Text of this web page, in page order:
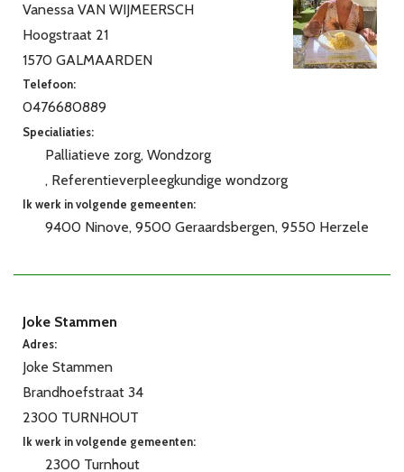
Vanessa VAN WIJMEERSCH
Hoogstraat 21
1570 GALMAARDEN
Telefoon:
0476680889
Specialiaties:
Palliatieve zorg Wondzorg
Referentieverpleegkundige wondzorg
Ik werk in volgende gemeenten:
9400 Ninove 9500 Geraardsbergen 9550 Herzele
Joke Stammen
Adres:
Joke Stammen
Brandhoefstraat 34
2300 TURNHOUT
Ik werk in volgende gemeenten:
2300 Turnhout